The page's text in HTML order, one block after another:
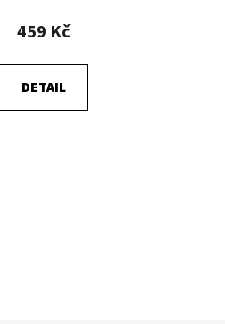
459 Kč
DETAIL